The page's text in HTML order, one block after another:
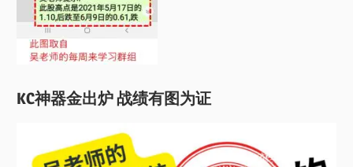
KC神器金出炉 战绩有图为证